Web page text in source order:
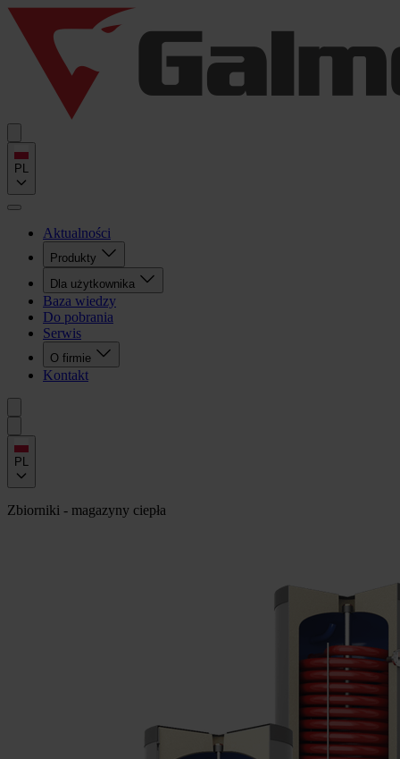
PL
Aktualności
Produkty
Dla użytkownika
Baza wiedzy
Do pobrania
Serwis
O firmie
Kontakt
PL
Zbiorniki - magazyny ciepła